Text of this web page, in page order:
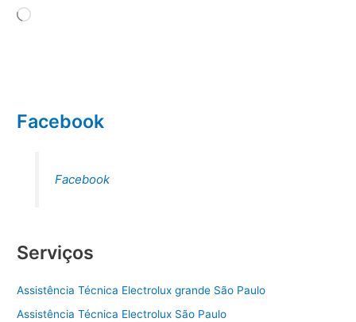
Carregando...
Facebook
Facebook
Serviços
Assistência Técnica Electrolux grande São Paulo
Assistência Técnica Electrolux São Paulo